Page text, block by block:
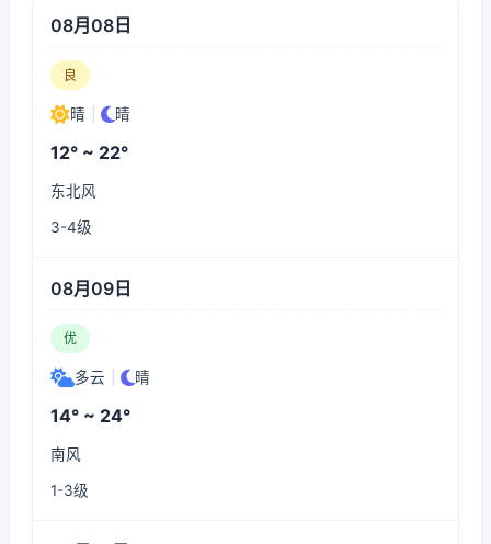
08月08日
良
晴 晴
12° ~ 22°
东北风
3-4级
08月09日
优
多云 晴
14° ~ 24°
南风
1-3级